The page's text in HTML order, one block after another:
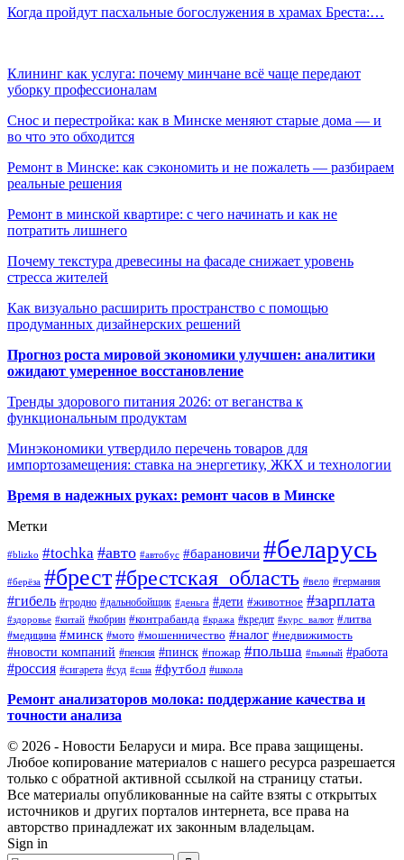
Когда пройдут пасхальные богослужения в храмах Бреста:…
Клининг как услуга: почему минчане всё чаще передают
уборку профессионалам
Снос и перестройка: как в Минске меняют старые дома — и
во что это обходится
Ремонт в Минске: как сэкономить и не пожалеть — разбираем
реальные решения
Ремонт в минской квартире: с чего начинать и как не
потратить лишнего
Почему текстура древесины на фасаде снижает уровень
стресса жителей
Как визуально расширить пространство с помощью
продуманных дизайнерских решений
Прогноз роста мировой экономики улучшен: аналитики
ожидают умеренное восстановление
Тренды здорового питания 2026: от веганства к
функциональным продуктам
Минэкономики утвердило перечень товаров для
импортозамещения: ставка на энергетику, ЖКХ и технологии
Время в надежных руках: ремонт часов в Минске
Метки
#blizko #tochka #авто #автобус #барановичи #беларусь
#берёза #брест#брестская_область #вело #германия
#гибель #гродно #дальнобойщик #деньга #дети #животное #зарплата
#здоровье #китай #кобрин #контрабанда #кража #кредит #курс_валют #литва
#медицина #минск #мото #мошенничество #налог #недвижимость
#новости компаний #пенсия #пинск #пожар #польша #пьяный #работа
#россия #сигарета #суд #сша #футбол #школа
Ремонт анализаторов молока: поддержание качества и
точности анализа
© 2026 - Новости Беларуси и мира. Все права защищены.
Любое копирование материалов с нашего ресурса разрешается
только с обратной активной ссылкой на страницу статьи.
Все материалы опубликованные на сайте взяты с открытых
источников и других порталов интернета, все права на
авторство принадлежат их законным владельцам.
Sign in